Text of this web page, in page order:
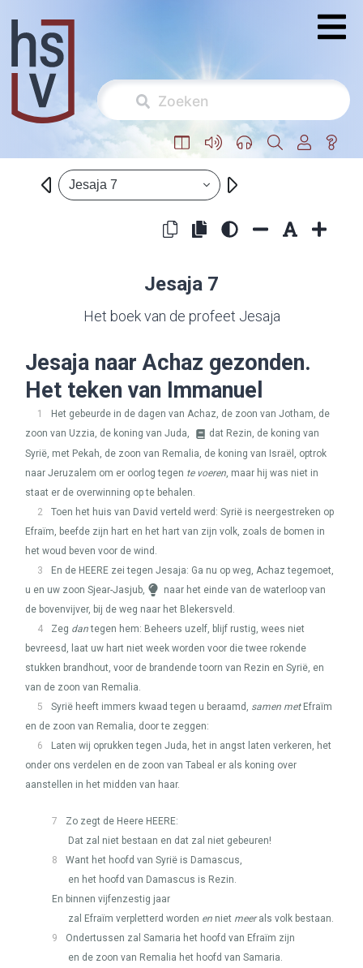
Jesaja 7
Jesaja 7
Het boek van de profeet Jesaja
Jesaja naar Achaz gezonden.
Het teken van Immanuel
1
Het gebeurde in de dagen van Achaz, de zoon van Jotham, de
zoon van Uzzia, de koning van Juda,
dat Rezin, de koning van
Syrië, met Pekah, de zoon van Remalia, de koning van Israël, optrok
naar Jeruzalem om er oorlog tegen te voeren, maar hij was niet in
staat er de overwinning op te behalen.
2
Toen het huis van David verteld werd: Syrië is neergestreken op
Efraïm, beefde zijn hart en het hart van zijn volk, zoals de bomen in
het woud beven voor de wind.
3
En de HEERE zei tegen Jesaja: Ga nu op weg, Achaz tegemoet,
u en uw zoon Sjear-Jasjub,
naar het einde van de waterloop van
de bovenvijver, bij de weg naar het Blekersveld.
4
Zeg dantegen hem: Beheers uzelf, blijf rustig, wees niet
bevreesd, laat uw hart niet week worden voor die twee rokende
stukken brandhout, voor de brandende toorn van Rezin en Syrië, en
van de zoon van Remalia.
5
Syrië heeft immers kwaad tegen u beraamd, samen metEfraïm
en de zoon van Remalia, door te zeggen:
6
Laten wij oprukken tegen Juda, het in angst laten verkeren, het
onder ons verdelen en de zoon van Tabeal er als koning over
aanstellen in het midden van haar.
7 Zo zegt de Heere HEERE:
Dat zal niet bestaan en dat zal niet gebeuren!
8
Want het hoofd van Syrië is Damascus,
en het hoofd van Damascus is Rezin.
En binnen vijfenzestig jaar
zal Efraïm verpletterd worden en niet meerals volk bestaan.
9
Ondertussen zal Samaria het hoofd van Efraïm zijn
en de zoon van Remalia het hoofd van Samaria.